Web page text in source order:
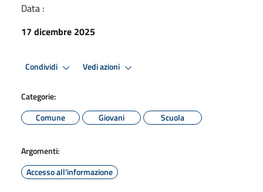
Data :
17 dicembre 2025
Condividi Vedi azioni
Categorie:
Comune
Giovani Scuola
Argomenti:
Accesso all'informazione